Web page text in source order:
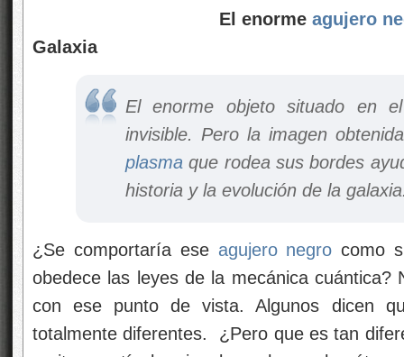
El enormeagujero
Galaxia
El enorme objeto situado en
invisible. Pero la imagen
plasma que rodea sus bordes
historia y la evolución de la
¿Se comportaría ese agujero negro como
obedece las leyes de la mecánica
con ese punto de vista. Algunos dicen
totalmente diferentes. ¿Pero que es tan